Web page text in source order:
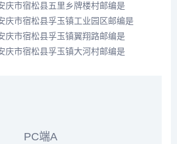
庆市宿松县五里乡牌楼村邮编是
庆市宿松县孚玉镇工业园区邮编是
庆市宿松县孚玉镇翼翔路邮编是
庆市宿松县孚玉镇大河村邮编是
PC端A